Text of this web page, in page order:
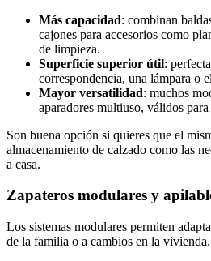
Más capacidad: combinan
cajones para accesorios como
de limpieza.
Superficie superior útil:
correspondencia, una lámpara o
Mayor versatilidad: muchos
aparadores multiuso, válidos
Son buena opción si quieres que el
almacenamiento de calzado como las
a casa.
Zapateros modulares y
Los sistemas modulares permiten
de la familia o a cambios en la vivienda.